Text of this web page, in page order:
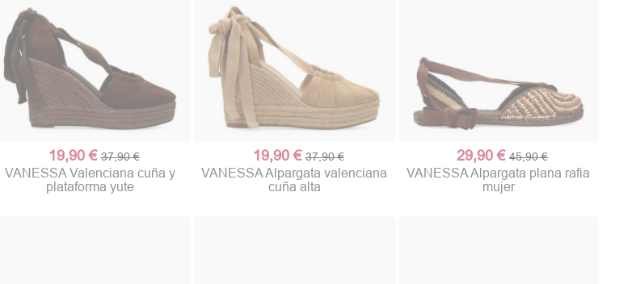
19,90 € 37,90 €
VANESSA Valenciana cuña y
plataforma yute
19,90 € 37,90 €
VANESSA Alpargata valenciana
cuña alta
29,90 € 45,90 €
VANESSA Alpargata plana rafia
mujer